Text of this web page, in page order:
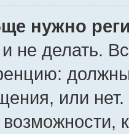
нужно
не делать.
или